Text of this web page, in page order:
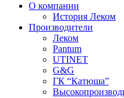
О компании
История Леком
Производители
Леком
Pantum
UTINET
G&G
ГК “Катюша”